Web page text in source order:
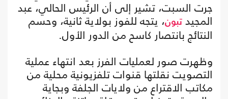
جرت السبت، تشير إلى أن الرئيس الحالي، عبد
المجيد تبون، يتجه للفوز بولاية ثانية، وحسم
النتائج بانتصار كاسح من الدور الأول.
وظهرت صور لعمليات الفرز بعد انتهاء عملية
التصويت نقلتها قنوات تلفزيونية محلية من
مكاتب الاقتراع من ولايات الجلفة وبجاية